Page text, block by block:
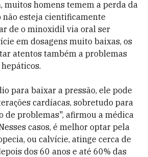
muitos homens temem a perda da
esteja cientificamente
de o minoxidil via oral ser
em dosagens muito baixas, os
atentos também a problemas
para baixar a pressão, ele pode
cardíacas, sobretudo para
de problemas", afirmou a médica
casos, é melhor optar pela
ou calvície, atinge cerca de
dos 60 anos e até 60% das